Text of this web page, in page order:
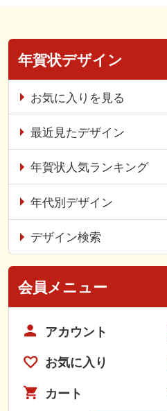
年賀状デザイン
お気に入りを見る
最近見たデザイン
年賀状人気ランキング
年代別デザイン
デザイン検索
会員メニュー
アカウント
お気に入り
カート